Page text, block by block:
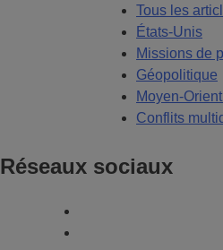
Tous les
États-Unis
Missions de
Géopolitique
Moyen-
Conflits
Réseaux sociaux